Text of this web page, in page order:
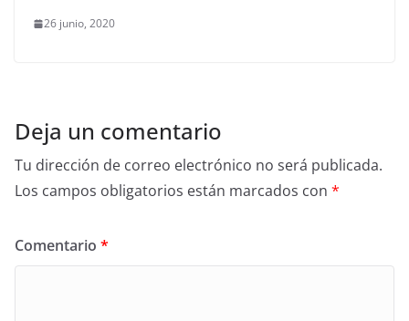
26 junio, 2020
Deja un comentario
Tu dirección de correo electrónico no será publicada.
Los campos obligatorios están marcados con *
Comentario *